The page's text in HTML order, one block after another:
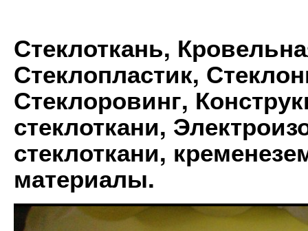
Стеклоткань,
Стеклопластик,
Стеклоровинг,
стеклоткани,
стеклоткани,
материалы.